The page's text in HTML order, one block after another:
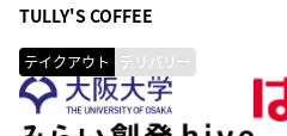
TULLY'S COFFEE
テイクアウト デリバリー